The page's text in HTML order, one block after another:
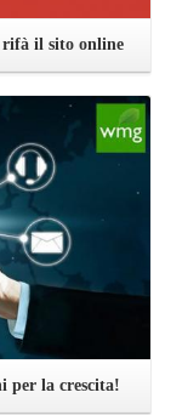
rifà il sito online
per la crescita!